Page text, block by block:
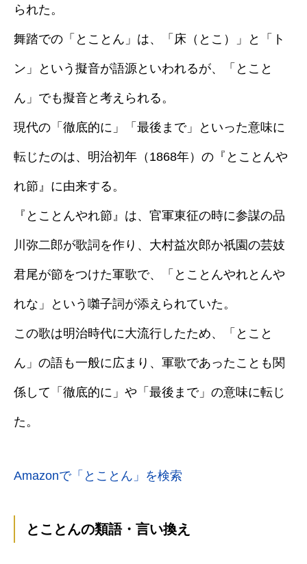
られた。
舞踏での「とことん」は、「床（とこ）」と「ト
ン」という擬音が語源といわれるが、「とこと
ん」でも擬音と考えられる。
現代の「徹底的に」「最後まで」といった意味に
転じたのは、明治初年（1868年）の『とことんや
れ節』に由来する。
『とことんやれ節』は、官軍東征の時に参謀の品
川弥二郎が歌詞を作り、大村益次郎か祇園の芸妓
君尾が節をつけた軍歌で、「とことんやれとんや
れな」という囃子詞が添えられていた。
この歌は明治時代に大流行したため、「とこと
ん」の語も一般に広まり、軍歌であったことも関
係して「徹底的に」や「最後まで」の意味に転じ
た。
Amazonで「とことん」を検索
とことんの類語・言い換え